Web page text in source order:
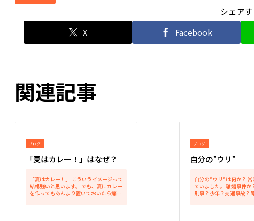
シェア
X
Facebook
関連記事
ブログ
「夏はカレー！」はなぜ？
「夏はカレー！」 こういうイメージって
結構強いと思います。 でも、夏にカレー
を作ってもあんまり置いておいたら痛ん
ブログ
自分の”ウリ”
自分の”ウリ”は何か？
ていました。 離婚事件か
刑事？少年？交通事故？